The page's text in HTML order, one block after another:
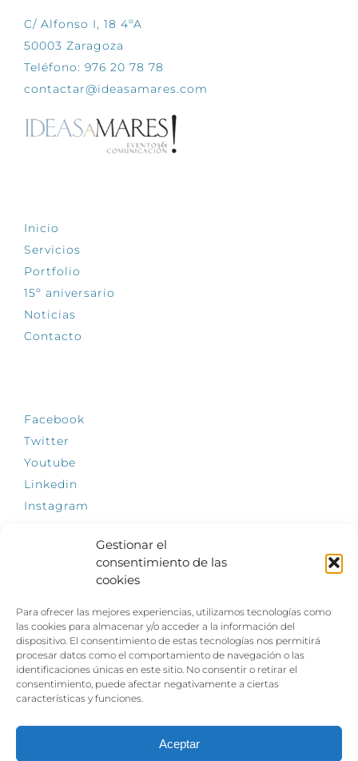
Gestionar el
consentimiento de las
cookies
Para ofrecer las mejores experiencias, utilizamos tecnologías como
las cookies para almacenar y/o acceder a la información del
dispositivo. El consentimiento de estas tecnologías nos permitirá
procesar datos como el comportamiento de navegación o las
identificaciones únicas en este sitio. No consentir o retirar el
consentimiento, puede afectar negativamente a ciertas
características y funciones.
Aceptar
C/ Alfonso I, 18 4ºA
50003 Zaragoza
Teléfono: 976 20 78 78
contactar@ideasamares.com
Inicio
Servicios
Portfolio
15º aniversario
Noticias
Contacto
Facebook
Twitter
Youtube
Linkedin
Instagram
El empleo, la gran llave para una vida
independiente: Fundación Dfa reclama un
impulso decidido a la inclusión laboral de las
personas con discapacidad
Clown, circo y magia: el Jardín de las Artes
de julio con su segundo “Festival